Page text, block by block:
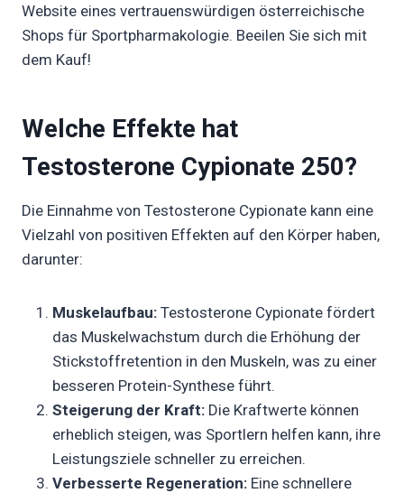
Website eines vertrauenswürdigen österreichische
Shops für Sportpharmakologie. Beeilen Sie sich mit
dem Kauf!
Welche Effekte hat
Testosterone Cypionate 250?
Die Einnahme von Testosterone Cypionate kann eine
Vielzahl von positiven Effekten auf den Körper haben,
darunter:
Muskelaufbau: Testosterone Cypionate fördert
das Muskelwachstum durch die Erhöhung der
Stickstoffretention in den Muskeln, was zu einer
besseren Protein-Synthese führt.
Steigerung der Kraft: Die Kraftwerte können
erheblich steigen, was Sportlern helfen kann, ihre
Leistungsziele schneller zu erreichen.
Verbesserte Regeneration: Eine schnellere